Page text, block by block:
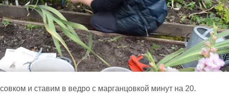
и ставим в ведро с марганцовкой минут на 20.